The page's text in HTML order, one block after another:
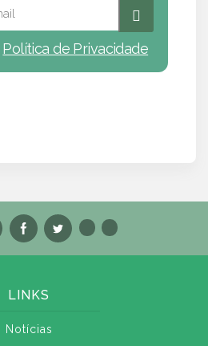
Política de Privacidade
LINKS
Notícias